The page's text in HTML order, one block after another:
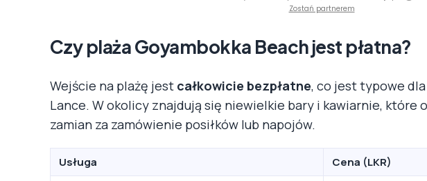
Zostań partnerem
Czy plaża Goyambokka Beach jest płatna?
Wejście na plażę jest całkowicie bezpłatne, co jest typowe
Lance. W okolicy znajdują się niewielkie bary i kawiarnie, które
zamian za zamówienie posiłków lub napojów.
Usługa
Cena (LKR)